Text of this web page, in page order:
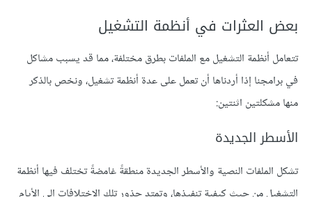
بعض العثرات في أنظمة التشغيل
تتعامل أنظمة التشغيل مع الملفات بطرق مختلفة، مما قد يسبب مشاكل
في برامجنا إذا أردناها أن تعمل على عدة أنظمة تشغيل، ونخص بالذكر
منها مشكلتين اثنتين:
الأسطر الجديدة
تشكل الملفات النصية والأسطر الجديدة منطقةً غامضةً تختلف فيها أنظمة